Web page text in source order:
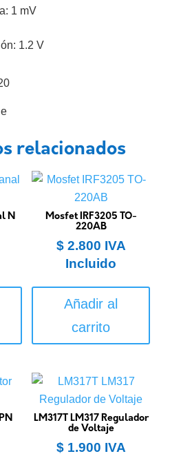
1 mV
1.2 V
relacionados
N
Mosfet IRF3205 TO-
220AB
$2.800 IVA
Incluido
Añadir al
carrito
LM317T LM317 Regulador
de Voltaje
$1.900 IVA